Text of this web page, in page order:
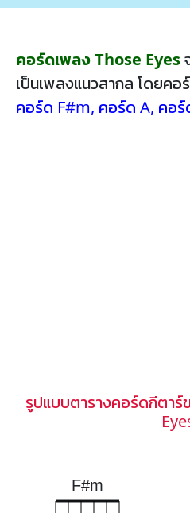
คอร์ดเพลง Those Eyes
เป็นเพลงแนวสากล โดยคอ
คอร์ด F#m, คอร์ด A, คอร์
รูปแบบตารางคอร์ดกีตา
F#m